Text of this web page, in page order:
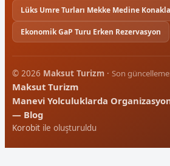
Lüks Umre Turları Mekke Medine
Ekonomik GaP Turu Erken Rezervasyon
© 2026 Maksut Turizm · Son
Maksut Turizm
Manevi Yolculuklarda
— Blog
Korobit ile oluşturuldu